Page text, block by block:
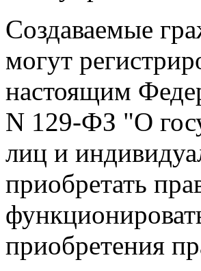
Создаваемые
могут
настоящим
N 129-ФЗ "О
лиц и
приобретать
приобретения